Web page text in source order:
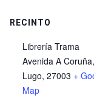
RECINTO
Librería Trama
Avenida A
Lugo, 27003 +
Map